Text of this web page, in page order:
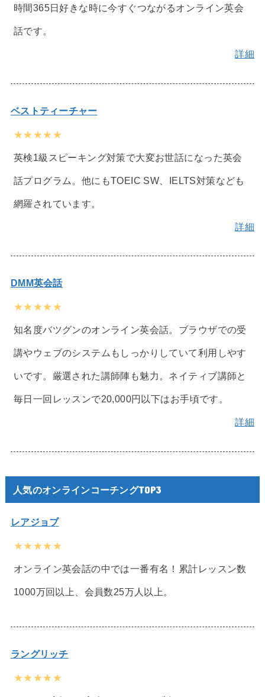
時間365日好きな時に今すぐつながるオンライン英会
話です。
詳細
ベストティーチャー
★★★★★
英検1級スピーキング対策で大変お世話になった英会
話プログラム。他にもTOEIC SW、IELTS対策なども
網羅されています。
詳細
DMM英会話
★★★★★
知名度バツグンのオンライン英会話。ブラウザでの受
講やウェブのシステムもしっかりしていて利用しやす
いです。厳選された講師陣も魅力。ネイティブ講師と
毎日一回レッスンで20,000円以下はお手頃です。
詳細
人気のオンラインコーチングTOP3
レアジョブ
★★★★★
オンライン英会話の中では一番有名！累計レッスン数
1000万回以上、会員数25万人以上。
ラングリッチ
★★★★★